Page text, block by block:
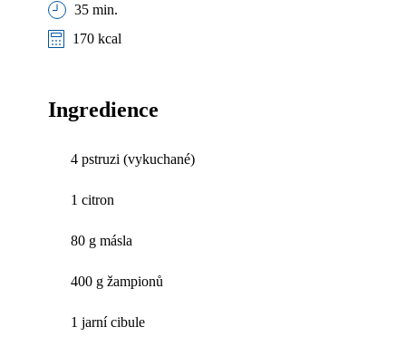
35 min.
170 kcal
Ingredience
4 pstruzi (vykuchané)
1 citron
80 g másla
400 g žampionů
1 jarní cibule